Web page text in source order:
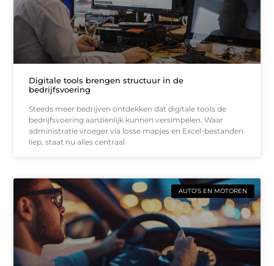
Digitale tools brengen structuur in de
bedrijfsvoering
Steeds meer bedrijven ontdekken dat digitale tools de
bedrijfsvoering aanzienlijk kunnen versimpelen. Waar
administratie vroeger via losse mapjes en Excel-bestanden
liep, staat nu alles centraal
AUTO’S EN MOTOREN